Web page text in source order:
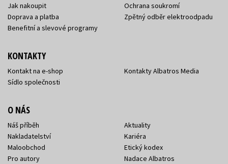
Jak nakoupit
Doprava a platba
Benefitní a slevové programy
Ochrana soukromí
Zpětný odběr elektroodpadu
KONTAKTY
Kontakt na e-shop
Sídlo společnosti
Kontakty Albatros Media
O NÁS
Náš příběh
Nakladatelství
Maloobchod
Pro autory
Aktuality
Kariéra
Etický kodex
Nadace Albatros